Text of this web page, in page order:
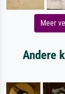
Meer
Andere